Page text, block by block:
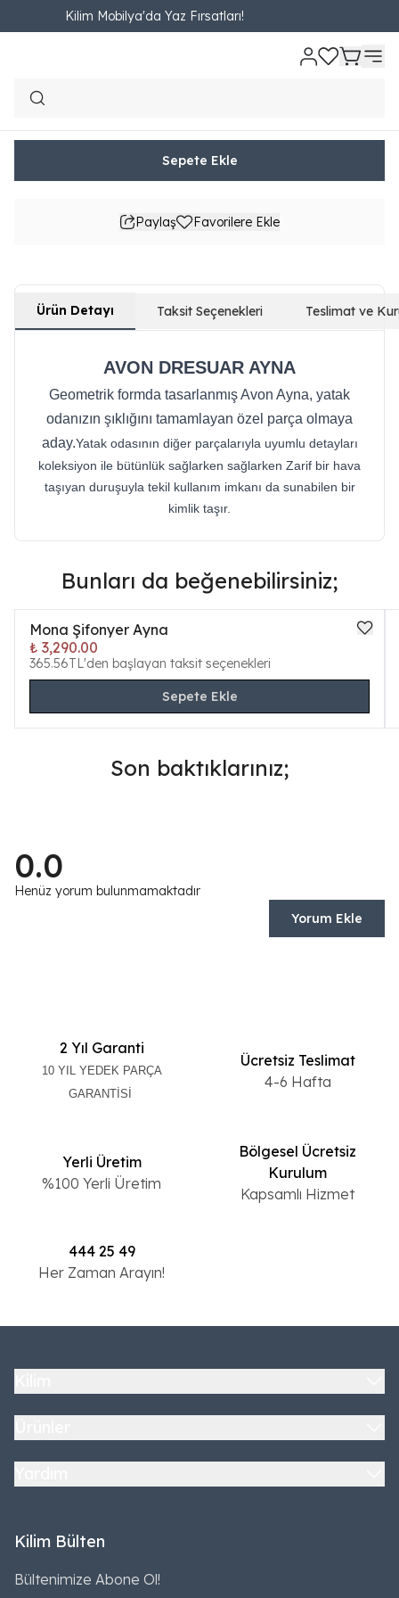
Kilim Mobilya'da Yaz Fırsatları!
Ana Sayfa YATAK ODASI Şifonyer Aynası
₺ 8,690.00
Sepete Ekle
Paylaş Favorilere Ekle
Ürün Detayı Taksit Seçenekleri Teslimat ve
AVON DRESUAR AYNA
Geometrik formda tasarlanmış Avon Ayna, yatak
odanızın şıklığını tamamlayan özel parça olmaya
aday.Yatak odasının diğer parçalarıyla uyumlu detayları
koleksiyon ile bütünlük sağlarken sağlarken Zarif bir hava
taşıyan duruşuyla tekil kullanım imkanı da sunabilen bir
kimlik taşır.
Bunları da beğenebilirsiniz;
Mona Şifonyer Ayna
₺ 3,290.00
365.56TL'den başlayan taksit seçenekleri
Sepete Ekle
Son baktıklarınız;
0.0
Henüz yorum bulunmamaktadır
Yorum Ekle
2 Yıl Garanti
10 YIL YEDEK PARÇA
GARANTİSİ
Ücretsiz Teslimat
4-6 Hafta
Yerli Üretim
%100 Yerli Üretim
Bölgesel Ücretsiz
Kurulum
Kapsamlı Hizmet
444 25 49
Her Zaman Arayın!
Kilim Bülten
Bültenimize Abone Ol!